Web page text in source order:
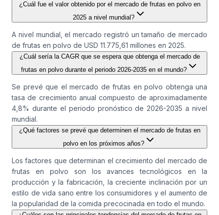
¿Cuál fue el valor obtenido por el mercado de frutas en polvo en
2025 a nivel mundial?
A nivel mundial, el mercado registró un tamaño de mercado
de frutas en polvo de USD 11.775,61 millones en 2025.
¿Cuál sería la CAGR que se espera que obtenga el mercado de
frutas en polvo durante el periodo 2026-2035 en el mundo?
Se prevé que el mercado de frutas en polvo obtenga una
tasa de crecimiento anual compuesto de aproximadamente
4,8% durante el periodo pronóstico de 2026-2035 a nivel
mundial.
¿Qué factores se prevé que determinen el mercado de frutas en
polvo en los próximos años?
Los factores que determinan el crecimiento del mercado de
frutas en polvo son los avances tecnológicos en la
producción y la fabricación, la creciente inclinación por un
estilo de vida sano entre los consumidores y el aumento de
la popularidad de la comida precocinada en todo el mundo.